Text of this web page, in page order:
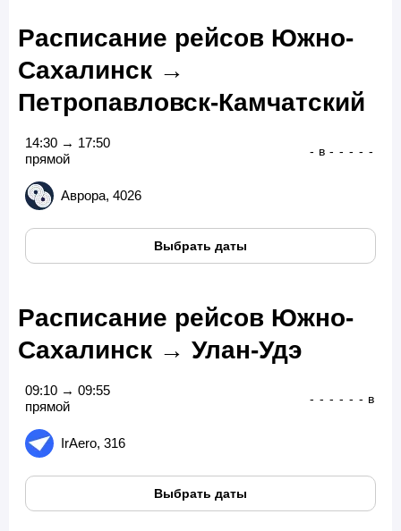
Расписание рейсов Южно-
Сахалинск →
Петропавловск-Камчатский
14:30 → 17:50
прямой
Аврора, 4026
- в - - - - -
Выбрать даты
Расписание рейсов Южно-
Сахалинск → Улан-Удэ
09:10 → 09:55
прямой
IrAero, 316
- - - - - - в
Выбрать даты